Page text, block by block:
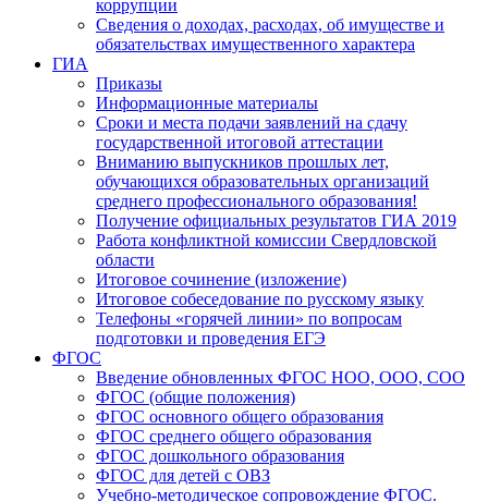
коррупции
Сведения о доходах, расходах, об имуществе и
обязательствах имущественного характера
ГИА
Приказы
Информационные материалы
Сроки и места подачи заявлений на сдачу
государственной итоговой аттестации
Вниманию выпускников прошлых лет,
обучающихся образовательных организаций
среднего профессионального образования!
Получение официальных результатов ГИА 2019
Работа конфликтной комиссии Свердловской
области
Итоговое сочинение (изложение)
Итоговое собеседование по русскому языку
Телефоны «горячей линии» по вопросам
подготовки и проведения ЕГЭ
ФГОС
Введение обновленных ФГОС НОО, ООО, СОО
ФГОС (общие положения)
ФГОС основного общего образования
ФГОС среднего общего образования
ФГОС дошкольного образования
ФГОС для детей с ОВЗ
Учебно-методическое сопровождение ФГОС.